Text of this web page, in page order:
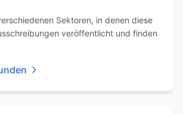
Sektoren, in denen diese
veröffentlicht und finden